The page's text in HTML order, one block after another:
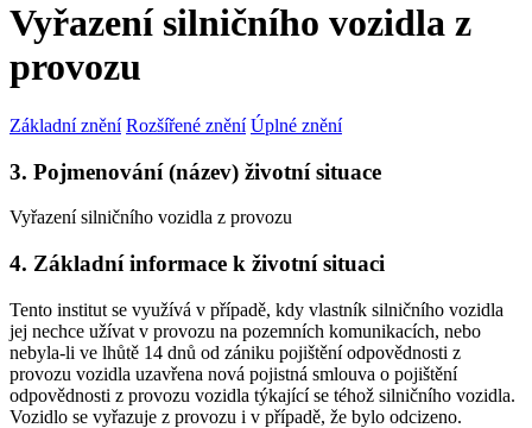
Vyřazení silničního vozidla z
provozu
Základní znění Rozšířené znění Úplné znění
3. Pojmenování (název) životní situace
Vyřazení silničního vozidla z provozu
4. Základní informace k životní situaci
Tento institut se využívá v případě, kdy vlastník silničního vozidla
jej nechce užívat v provozu na pozemních komunikacích, nebo
nebyla-li ve lhůtě 14 dnů od zániku pojištění odpovědnosti z
provozu vozidla uzavřena nová pojistná smlouva o pojištění
odpovědnosti z provozu vozidla týkající se téhož silničního vozidla.
Vozidlo se vyřazuje z provozu i v případě, že bylo odcizeno.